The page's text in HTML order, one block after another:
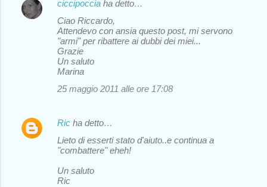
ciccipoccia ha detto…
Ciao Riccardo,
Attendevo con ansia questo post, mi servono
"armi" per ribattere ai dubbi dei miei...
Grazie
Un saluto
Marina
25 maggio 2011 alle ore 17:08
Ric ha detto…
Lieto di esserti stato d'aiuto..e continua a
"combattere" eheh!
Un saluto
Ric